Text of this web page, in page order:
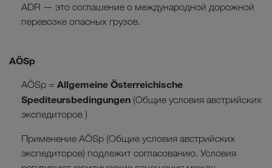
ADR — это соглашение о международной дорожной
перевозке опасных грузов.
AÖSp
AÖSp = Allgemeine Österreichische
Spediteursbedingungen (Общие условия австрийских
экспедиторов )
Применение AÖSp (Общие условия австрийских
экспедиторов) подлежит согласованию. Условия